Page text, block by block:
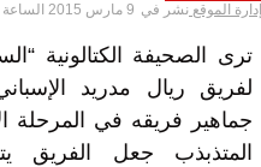
إدارة الموقع نشر في 9 مارس 2015 الساعة 8 و 23 دقيقة
ترى الصحيفة الكتالونية
لفريق ريال مدريد
جماهير فريقه في المرحلة
المتذبذب جعل الفريق